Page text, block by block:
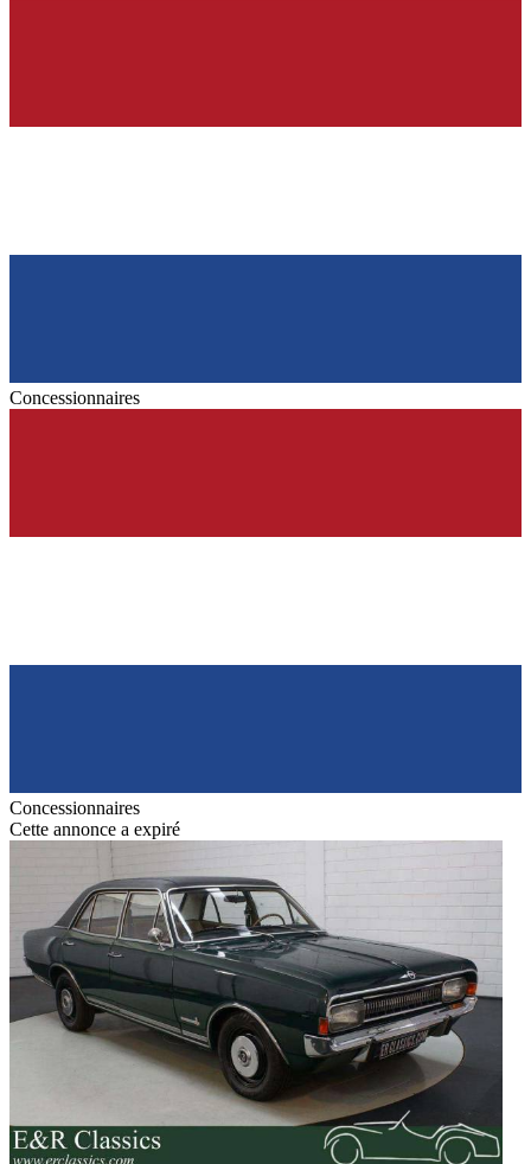
Concessionnaires
Concessionnaires
Cette annonce a expiré